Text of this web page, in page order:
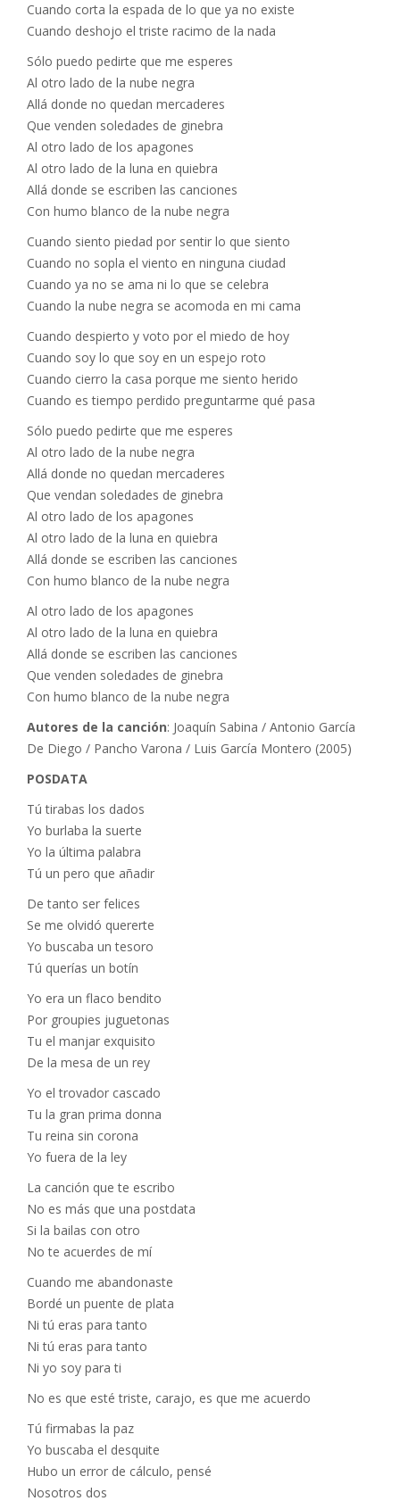
Cuando corta la espada de lo que ya no existe
Cuando deshojo el triste racimo de la nada
Sólo puedo pedirte que me esperes
Al otro lado de la nube negra
Allá donde no quedan mercaderes
Que venden soledades de ginebra
Al otro lado de los apagones
Al otro lado de la luna en quiebra
Allá donde se escriben las canciones
Con humo blanco de la nube negra
Cuando siento piedad por sentir lo que siento
Cuando no sopla el viento en ninguna ciudad
Cuando ya no se ama ni lo que se celebra
Cuando la nube negra se acomoda en mi cama
Cuando despierto y voto por el miedo de hoy
Cuando soy lo que soy en un espejo roto
Cuando cierro la casa porque me siento herido
Cuando es tiempo perdido preguntarme qué pasa
Sólo puedo pedirte que me esperes
Al otro lado de la nube negra
Allá donde no quedan mercaderes
Que vendan soledades de ginebra
Al otro lado de los apagones
Al otro lado de la luna en quiebra
Allá donde se escriben las canciones
Con humo blanco de la nube negra
Al otro lado de los apagones
Al otro lado de la luna en quiebra
Allá donde se escriben las canciones
Que venden soledades de ginebra
Con humo blanco de la nube negra
Autores de la canción: Joaquín Sabina / Antonio García
De Diego / Pancho Varona / Luis García Montero (2005)
POSDATA
Tú tirabas los dados
Yo burlaba la suerte
Yo la última palabra
Tú un pero que añadir
De tanto ser felices
Se me olvidó quererte
Yo buscaba un tesoro
Tú querías un botín
Yo era un flaco bendito
Por groupies juguetonas
Tu el manjar exquisito
De la mesa de un rey
Yo el trovador cascado
Tu la gran prima donna
Tu reina sin corona
Yo fuera de la ley
La canción que te escribo
No es más que una postdata
Si la bailas con otro
No te acuerdes de mí
Cuando me abandonaste
Bordé un puente de plata
Ni tú eras para tanto
Ni tú eras para tanto
Ni yo soy para ti
No es que esté triste, carajo, es que me acuerdo
Tú firmabas la paz
Yo buscaba el desquite
Hubo un error de cálculo, pensé
Nosotros dos